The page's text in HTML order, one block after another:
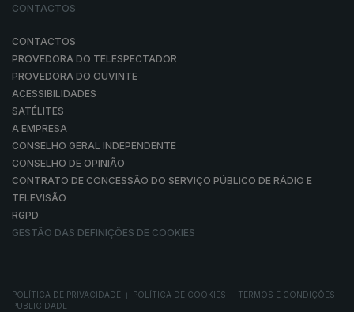
CONTACTOS
CONTACTOS
PROVEDORA DO TELESPECTADOR
PROVEDORA DO OUVINTE
ACESSIBILIDADES
SATÉLITES
A EMPRESA
CONSELHO GERAL INDEPENDENTE
CONSELHO DE OPINIÃO
CONTRATO DE CONCESSÃO DO SERVIÇO PÚBLICO DE RÁDIO E
TELEVISÃO
RGPD
GESTÃO DAS DEFINIÇÕES DE COOKIES
POLÍTICA DE PRIVACIDADE POLÍTICA DE COOKIES TERMOS E CONDIÇÕES
PUBLICIDADE